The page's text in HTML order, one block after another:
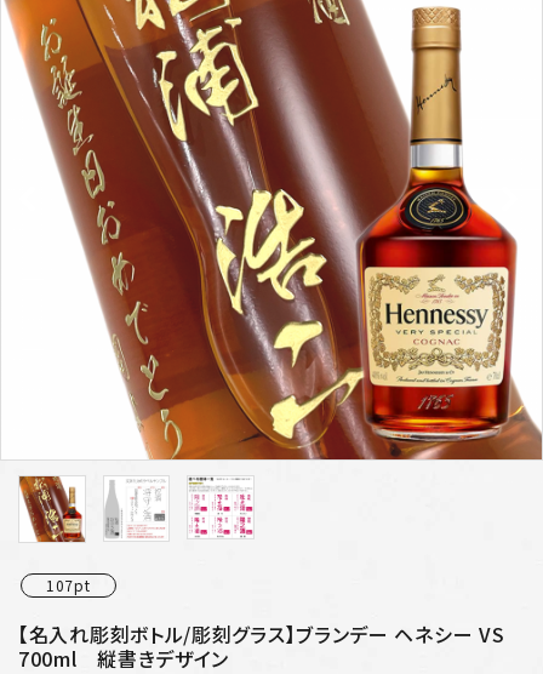
プライバシーポリシー
特定商取引法について
お問い合わせ
107pt
【名入れ彫刻ボトル/彫刻グラス】ブランデー ヘネシー VS
700ml 縦書きデザイン